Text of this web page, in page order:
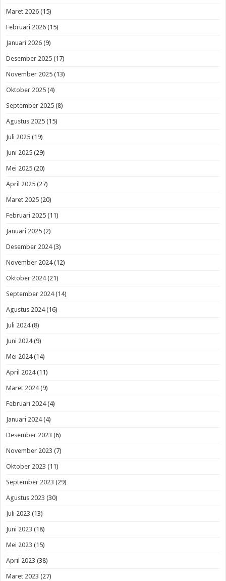
Maret 2026 (15)
Februari 2026 (15)
Januari 2026 (9)
Desember 2025 (17)
November 2025 (13)
Oktober 2025 (4)
September 2025 (8)
Agustus 2025 (15)
Juli 2025 (19)
Juni 2025 (29)
Mei 2025 (20)
April 2025 (27)
Maret 2025 (20)
Februari 2025 (11)
Januari 2025 (2)
Desember 2024(3)
November 2024(12)
Oktober 2024(21)
September 2024(14)
Agustus 2024(16)
Juli 2024(8)
Juni 2024(9)
Mei 2024(14)
April 2024(11)
Maret 2024(9)
Februari 2024(4)
Januari 2024(4)
Desember 2023 (6)
November 2023 (7)
Oktober 2023 (11)
September 2023 (29)
Agustus 2023 (30)
Juli 2023 (13)
Juni 2023 (18)
Mei 2023 (15)
April 2023 (38)
Maret 2023 (27)